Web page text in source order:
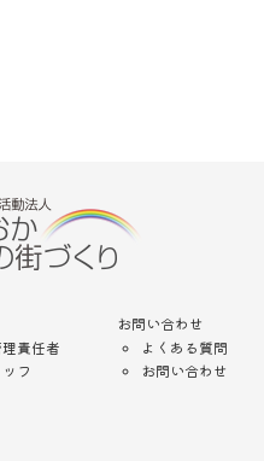
責任者
フ
お問い合わせ
よくある質問
お問い合わせ